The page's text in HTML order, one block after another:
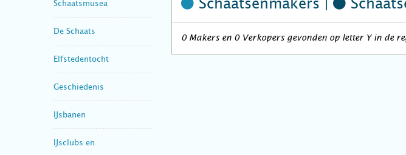
Schaatsmusea
De Schaats
Elfstedentocht
Geschiedenis
IJsbanen
IJsclubs en
Schaatsenmakers |
0 Makers en 0 Verkopers gevonden op letter Y in de